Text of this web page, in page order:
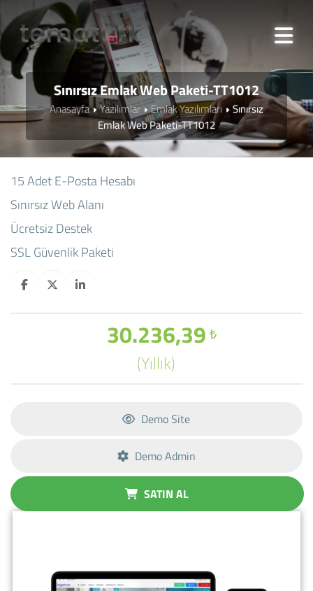
Sınırsız Emlak Web Paketi-TT1012
Anasayfa Yazılımlar Emlak Yazılımları
Sınırsız
Emlak Web Paketi-TT1012
15 Adet E-Posta Hesabı
Sınırsız Web Alanı
Ücretsiz Destek
SSL Güvenlik Paketi
₺
30.236,39
(Yıllık)
Demo Site
Demo Admin
SATIN AL